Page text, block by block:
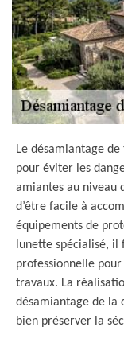
Le désamiantage
pour éviter les
amiantes au niveau
d’être facile à
équipements de
lunette spécialisé,
professionnelle
travaux. La
désamiantage de la
bien préserver la